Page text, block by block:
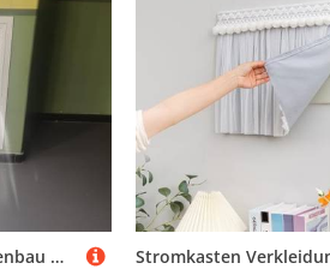
Revisionsklappe Trockenbau Wandzugangstür zur Lüftungs- und Kanalinspektion, Zugangstür zum Lüftungsgitter für Heizungs-, Lüftungs- und Klimaanlagen, Wartungszugang(WXH 20x30cm/8x12in)